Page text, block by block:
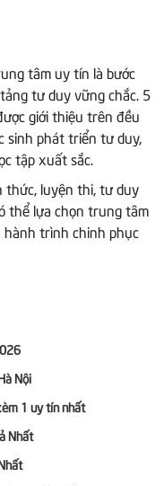
tâm uy tín là bước
tư duy vững chắc. 5
giới thiệu trên đều
sinh phát triển tư duy,
tập xuất sắc.
thức, luyện thi, tư duy
thể lựa chọn trung tâm
hành trình chinh phục
Nội
1 uy tín nhất
Nhất